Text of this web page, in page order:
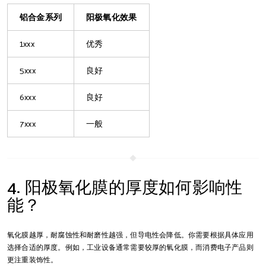
铝合金系列 阳极氧化效果
1xxx 优秀
5xxx 良好
6xxx 良好
7xxx 一般
4. 阳极氧化膜的厚度如何影响性
能？
氧化膜越厚，耐腐蚀性和耐磨性越强，但导电性会降低。你需要根据具体应用
选择合适的厚度。例如，工业设备通常需要较厚的氧化膜，而消费电子产品则
更注重装饰性。